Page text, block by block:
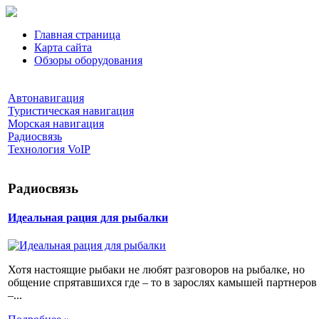
Главная страница
Карта сайта
Обзоры оборудования
Автонавигация
Туристическая навигация
Морская навигация
Радиосвязь
Технология VoIP
Радиосвязь
Идеальная рация для рыбалки
Хотя настоящие рыбаки не любят разговоров на рыбалке, но
общение спрятавшихся где – то в зарослях камышей партнеров
–...